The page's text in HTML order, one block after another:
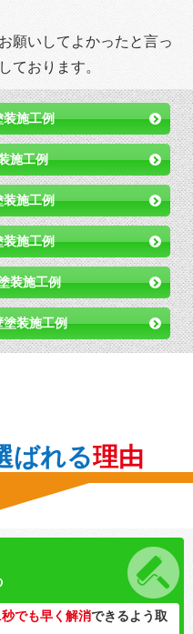
願いしてよかったと言っ
ております。
装施工例
施工例
装施工例
装施工例
装施工例
塗装施工例
ばれる理由
でも早く解消できるよう取